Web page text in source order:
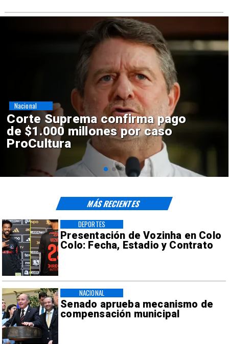
Codelco suspende
construcción de Andes Norte
en El Teniente por riesgos
sísmicos
Nacional
Presentación de Vozinha en Colo
Colo: Fecha, Estadio y Contrato
DEPORTES
Senado aprueba mecanismo de
compensación municipal
NACIONAL
MÁS RECIENTES